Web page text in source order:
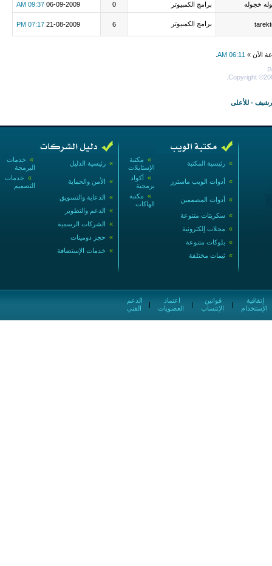
خجوله برامج الكمبيوتر 0
06-09-2009
09:37 AM
برامج الكمبيوتر 6
21-08-2009
07:17 PM
الآن » 06:11 AM
Copyright
- للأعلى
» خدمات
البرمجة
» رئيسية الدليل
» خدمات
التصميم
» الأمن والحماية
» الدعاية والتسويق
» الدعم والتطوير
» الشركات الرسمية
» حجز دومينات
» خدمات الإستضافة
» مكتبة
الإستايلات
» رئيسية المكتبة
» أكواد
برمجية
» أدوات الويب ماسترز
» مكتبة
الهاكات
» أدوات المصممين
» سكربتات متنوعة
» مجلات إلكترونية
» بلوكات متنوعة
» ثيمات مختلفة
الفني
|
العضويات
|
الإنتساب
|
الإستخدام